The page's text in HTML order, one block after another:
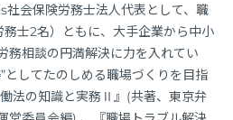
会保険労務士法人代表として、職
士2名）ともに、大手企業から中小
務相談の円満解決に力を入れてい
としてたのしめる職場づくりを目指
法の知識と実務Ⅱ』(共著、東京弁